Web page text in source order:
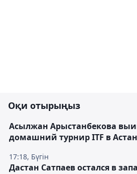
Оқи отырыңыз
17:18, Бүгін
Асылжан Арыстанбекова
домашний турнир ITF в
Дастан Сатпаев остался в